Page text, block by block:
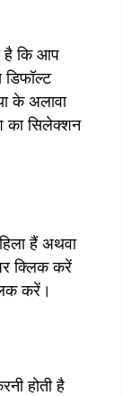
है कि आप
के अलावा
का सिलेक्शन
हैं अथवा
क्लिक करें
करें।
होती है